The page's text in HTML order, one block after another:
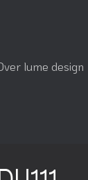
lume design